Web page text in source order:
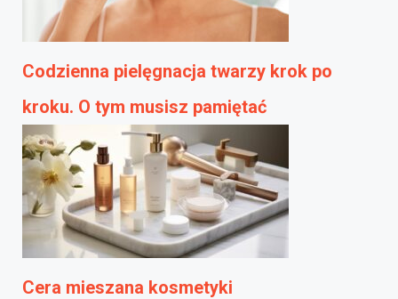
Codzienna pielęgnacja twarzy krok po
kroku. O tym musisz pamiętać
Cera mieszana kosmetyki